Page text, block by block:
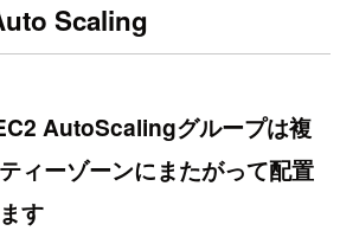
Scaling
AutoScalingグループは複
ィーゾーンにまたがって配置
す